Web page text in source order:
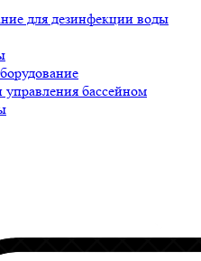
для дезинфекции воды
бассейном